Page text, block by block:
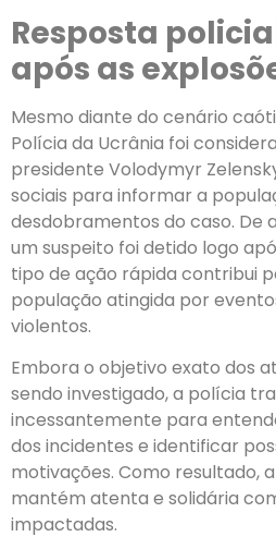
Resposta
após as
Mesmo diante do cenário
Polícia da Ucrânia foi
presidente Volodymyr
sociais para informar a
desdobramentos do caso. De
um suspeito foi detido logo
tipo de ação rápida contribui
população atingida por
violentos.
Embora o objetivo exato dos
sendo investigado, a polícia
incessantemente para
dos incidentes e identificar
motivações. Como resultado,
mantém atenta e solidária
impactadas.